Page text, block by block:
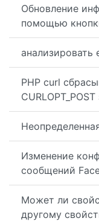
Обновление
помощью
анализировать
PHP curl
Изменение
сообщений
Может ли
другому